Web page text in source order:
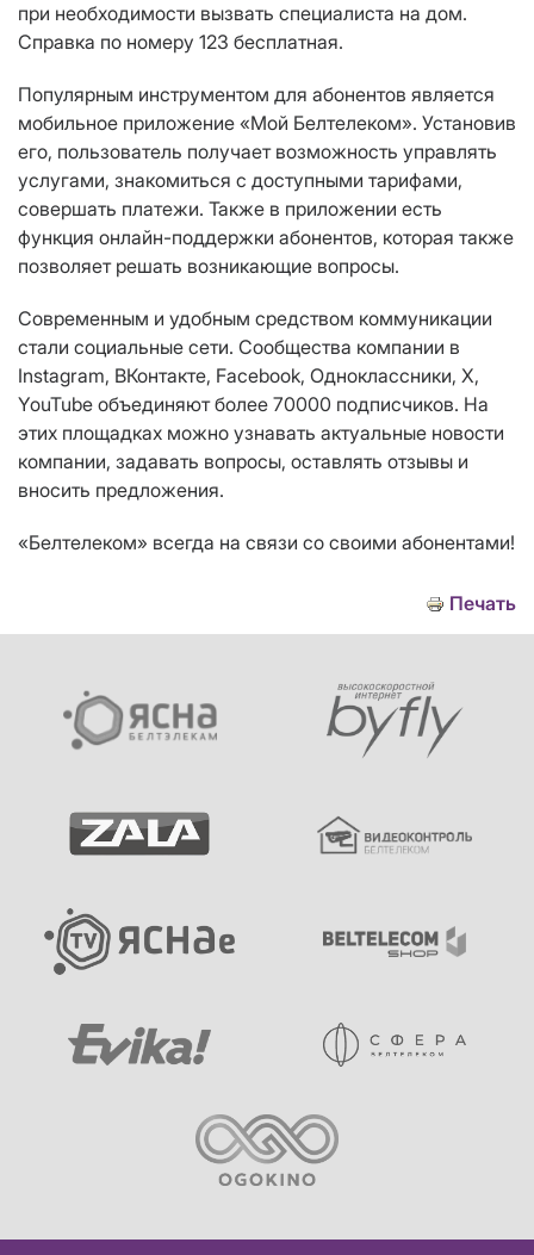
при необходимости вызвать специалиста на дом.
Справка по номеру 123 бесплатная.
Популярным инструментом для абонентов является
мобильное приложение «Мой Белтелеком». Установив
его, пользователь получает возможность управлять
услугами, знакомиться с доступными тарифами,
совершать платежи. Также в приложении есть
функция онлайн-поддержки абонентов, которая также
позволяет решать возникающие вопросы.
Современным и удобным средством коммуникации
стали социальные сети. Сообщества компании в
Instagram, ВКонтакте, Facebook, Одноклассники, Х,
YouTube объединяют более 70000 подписчиков. На
этих площадках можно узнавать актуальные новости
компании, задавать вопросы, оставлять отзывы и
вносить предложения.
«Белтелеком» всегда на связи со своими абонентами!
Печать